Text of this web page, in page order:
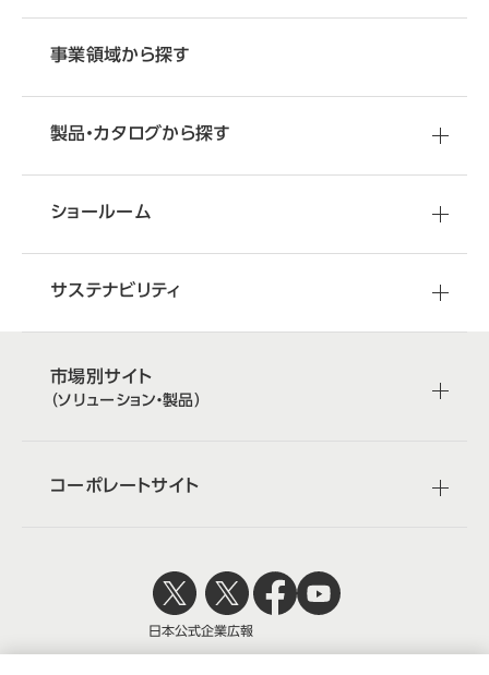
事業領域から探す
製品・カタログから探す
ショールーム
サステナビリティ
市場別サイト
（ソリューション・製品）
コーポレートサイト
日本公式企業広報